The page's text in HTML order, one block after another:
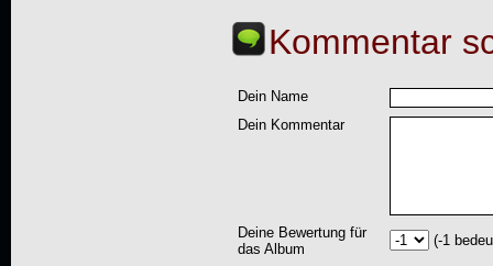
Kommentar
Dein Name
Dein Kommentar
Deine Bewertung für
das Album
(-1